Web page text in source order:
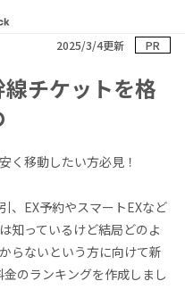
2025/3/4更新 PR
チケットを格
く移動したい方必見！
、EX予約やスマートEXなど
知っているけど結局どのよ
らないという方に向けて新
のランキングを作成しまし